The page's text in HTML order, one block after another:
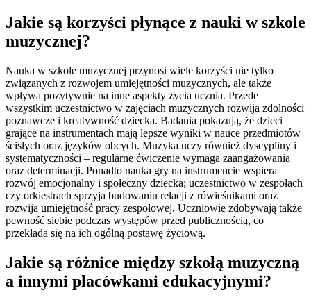
Jakie są korzyści płynące z nauki w szkole
muzycznej?
Nauka w szkole muzycznej przynosi wiele korzyści nie tylko
związanych z rozwojem umiejętności muzycznych, ale także
wpływa pozytywnie na inne aspekty życia ucznia. Przede
wszystkim uczestnictwo w zajęciach muzycznych rozwija zdolności
poznawcze i kreatywność dziecka. Badania pokazują, że dzieci
grające na instrumentach mają lepsze wyniki w nauce przedmiotów
ścisłych oraz języków obcych. Muzyka uczy również dyscypliny i
systematyczności – regularne ćwiczenie wymaga zaangażowania
oraz determinacji. Ponadto nauka gry na instrumencie wspiera
rozwój emocjonalny i społeczny dziecka; uczestnictwo w zespołach
czy orkiestrach sprzyja budowaniu relacji z rówieśnikami oraz
rozwija umiejętność pracy zespołowej. Uczniowie zdobywają także
pewność siebie podczas występów przed publicznością, co
przekłada się na ich ogólną postawę życiową.
Jakie są różnice między szkołą muzyczną
a innymi placówkami edukacyjnymi?